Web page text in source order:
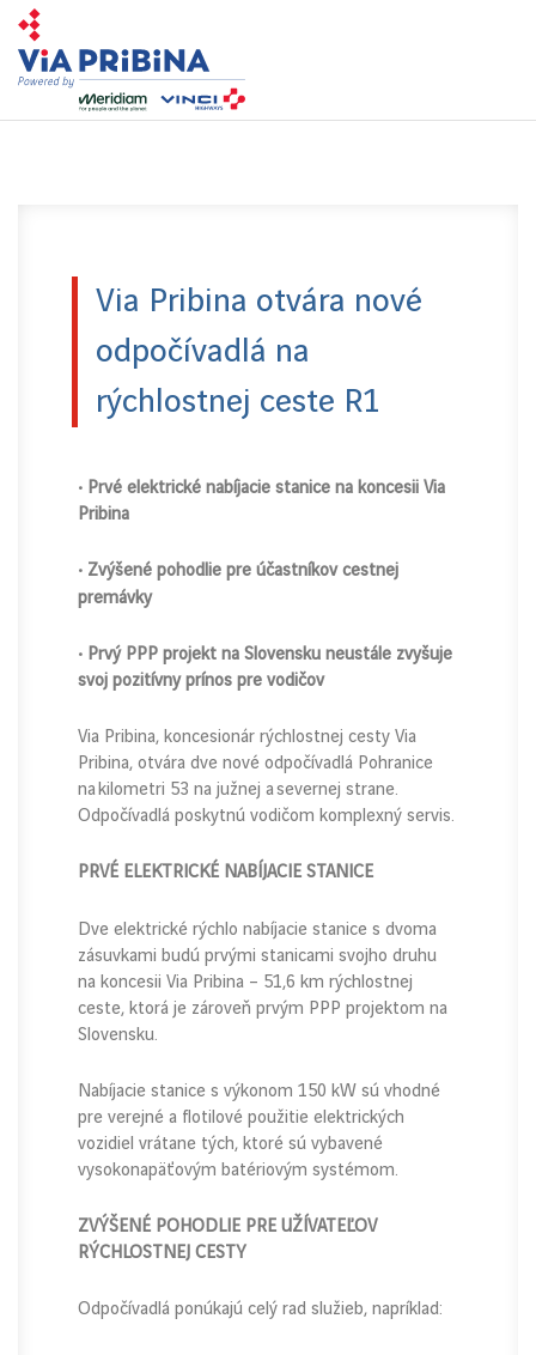
Via Pribina otvára nové
odpočívadlá na
rýchlostnej ceste R1
• Prvé elektrické nabíjacie stanice na koncesii Via
Pribina
• Zvýšené pohodlie pre účastníkov cestnej
premávky
• Prvý PPP projekt na Slovensku neustále zvyšuje
svoj pozitívny prínos pre vodičov
Via Pribina, koncesionár rýchlostnej cesty Via
Pribina, otvára dve nové odpočívadlá Pohranice
na kilometri 53 na južnej a severnej strane.
Odpočívadlá poskytnú vodičom komplexný servis.
PRVÉ ELEKTRICKÉ NABÍJACIE STANICE
Dve elektrické rýchlo nabíjacie stanice s dvoma
zásuvkami budú prvými stanicami svojho druhu
na koncesii Via Pribina – 51,6 km rýchlostnej
ceste, ktorá je zároveň prvým PPP projektom na
Slovensku.
Nabíjacie stanice s výkonom 150 kW sú vhodné
pre verejné a flotilové použitie elektrických
vozidiel vrátane tých, ktoré sú vybavené
vysokonapäťovým batériovým systémom.
ZVÝŠENÉ POHODLIE PRE UŽÍVATEĽOV
RÝCHLOSTNEJ CESTY
Odpočívadlá ponúkajú celý rad služieb, napríklad: